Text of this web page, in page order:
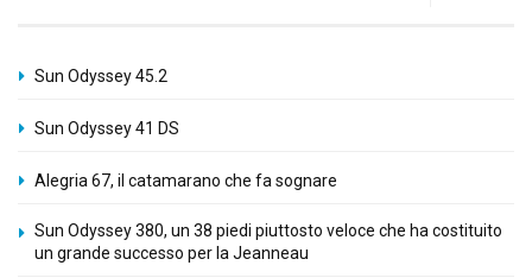
Sun Odyssey 45.2
Sun Odyssey 41 DS
Alegria 67, il catamarano che fa sognare
Sun Odyssey 380, un 38 piedi piuttosto veloce che ha costituito
un grande successo per la Jeanneau